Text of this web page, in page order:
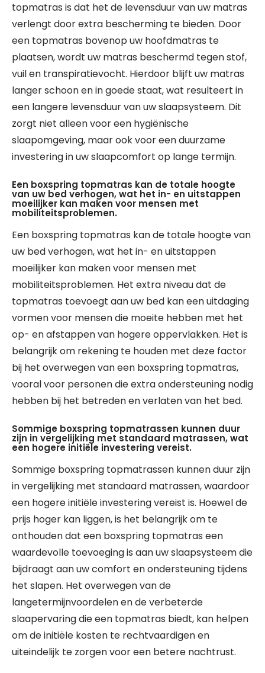
topmatras is dat het de levensduur van uw matras
verlengt door extra bescherming te bieden. Door
een topmatras bovenop uw hoofdmatras te
plaatsen, wordt uw matras beschermd tegen stof,
vuil en transpiratievocht. Hierdoor blijft uw matras
langer schoon en in goede staat, wat resulteert in
een langere levensduur van uw slaapsysteem. Dit
zorgt niet alleen voor een hygiënische
slaapomgeving, maar ook voor een duurzame
investering in uw slaapcomfort op lange termijn.
Een boxspring topmatras kan de totale hoogte
van uw bed verhogen, wat het in- en uitstappen
moeilijker kan maken voor mensen met
mobiliteitsproblemen.
Een boxspring topmatras kan de totale hoogte van
uw bed verhogen, wat het in- en uitstappen
moeilijker kan maken voor mensen met
mobiliteitsproblemen. Het extra niveau dat de
topmatras toevoegt aan uw bed kan een uitdaging
vormen voor mensen die moeite hebben met het
op- en afstappen van hogere oppervlakken. Het is
belangrijk om rekening te houden met deze factor
bij het overwegen van een boxspring topmatras,
vooral voor personen die extra ondersteuning nodig
hebben bij het betreden en verlaten van het bed.
Sommige boxspring topmatrassen kunnen duur
zijn in vergelijking met standaard matrassen, wat
een hogere initiële investering vereist.
Sommige boxspring topmatrassen kunnen duur zijn
in vergelijking met standaard matrassen, waardoor
een hogere initiële investering vereist is. Hoewel de
prijs hoger kan liggen, is het belangrijk om te
onthouden dat een boxspring topmatras een
waardevolle toevoeging is aan uw slaapsysteem die
bijdraagt aan uw comfort en ondersteuning tijdens
het slapen. Het overwegen van de
langetermijnvoordelen en de verbeterde
slaapervaring die een topmatras biedt, kan helpen
om de initiële kosten te rechtvaardigen en
uiteindelijk te zorgen voor een betere nachtrust.